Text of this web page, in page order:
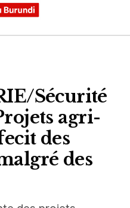
Sécurité
agri-
des
des